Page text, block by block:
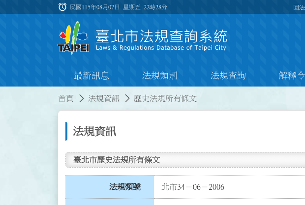
:::
alarm 民國115年08月07日 星期五22時28分 回
最新訊息 法規類別 法規查詢 解釋
首頁 法規資訊 歷史法規所有條文
法規資訊
臺北市歷史法規所有條文
法規類號 北市34－06－2006